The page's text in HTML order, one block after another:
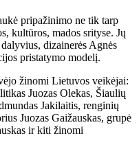
pripažinimo ne tik tarp
kultūros, mados srityse. Jų
dizainerės Agnės
pristatymo modelį.
žinomi Lietuvos veikėjai:
Juozas Olekas, Šiaulių
Jakilaitis, renginių
Juozas Gaižauskas, grupė
ir kiti žinomi